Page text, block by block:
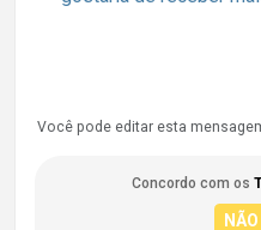
Você pode editar esta
Concordo com os